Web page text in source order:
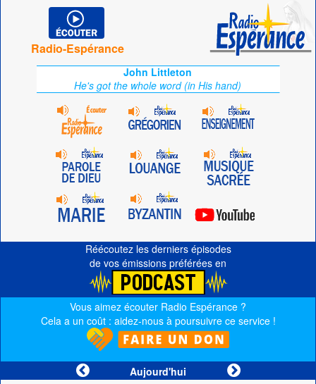
Radio-Espérance
John Littleton
He's got the whole word (in His hand)
Réécoutez les derniers épisodes
de vos émissions préférées en
Vous aimez écouter Radio Espérance ?
Cela a un coût : aidez-nous à poursuivre ce service !
Aujourd'hui